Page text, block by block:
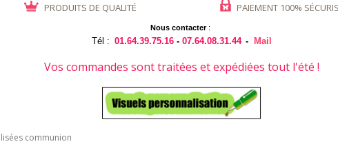
PRODUITS DE QUALITÉ PAIEMENT 100%
Nous contacter:
Tél : 01.64.39.75.16 -07.64.08.31.44 - Mail
Vos commandes sont traitées et expédiées tout l'été !
communion